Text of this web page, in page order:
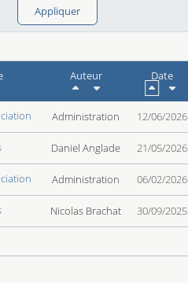
Appliquer
Auteur Date
Administration 12/06/2026
Daniel Anglade 21/05/2026
Administration 06/02/2026
Nicolas Brachat 30/09/2025